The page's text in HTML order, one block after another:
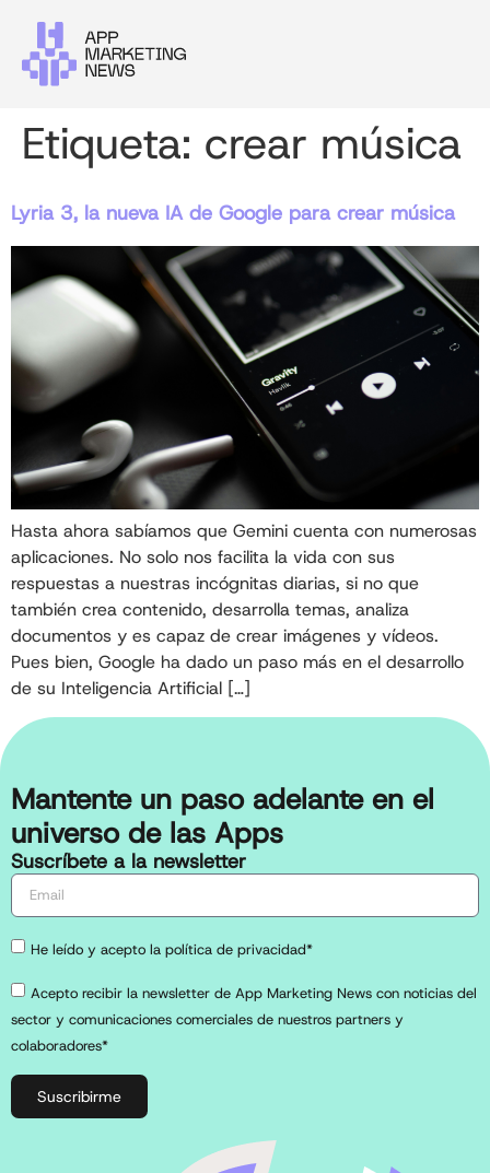
Etiqueta: crear música
Lyria 3, la nueva IA de Google para crear música
Hasta ahora sabíamos que Gemini cuenta con numerosas
aplicaciones. No solo nos facilita la vida con sus
respuestas a nuestras incógnitas diarias, si no que
también crea contenido, desarrolla temas, analiza
documentos y es capaz de crear imágenes y vídeos.
Pues bien, Google ha dado un paso más en el desarrollo
de su Inteligencia Artificial […]
Mantente un paso adelante en el
universo de las Apps
Suscríbete a la newsletter
He leído y acepto la política de privacidad*
Acepto recibir la newsletter de App Marketing News con noticias del
sector y comunicaciones comerciales de nuestros partners y
colaboradores*
Suscribirme